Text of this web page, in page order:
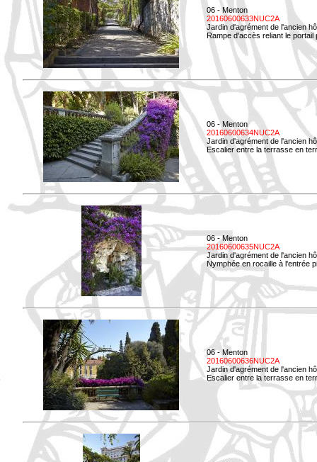
06 - Menton
20160600633NUC2A
Jardin d'agrément de l'ancien
Rampe d'accès reliant le portail
06 - Menton
20160600634NUC2A
Jardin d'agrément de l'ancien
Escalier entre la terrasse en
06 - Menton
20160600635NUC2A
Jardin d'agrément de l'ancien
Nymphée en rocaille à l'entrée
06 - Menton
20160600636NUC2A
Jardin d'agrément de l'ancien
Escalier entre la terrasse en